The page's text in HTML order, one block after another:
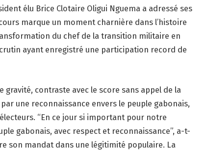
élu Brice Clotaire Oligui Nguema a adressé ses
marque un moment charnière dans l’histoire
du chef de la transition militaire en
ayant enregistré une participation record de
gravité, contraste avec le score sans appel de la
une reconnaissance envers le peuple gabonais,
“En ce jour si important pour notre
gabonais, avec respect et reconnaissance”, a-t-
son mandat dans une légitimité populaire. La